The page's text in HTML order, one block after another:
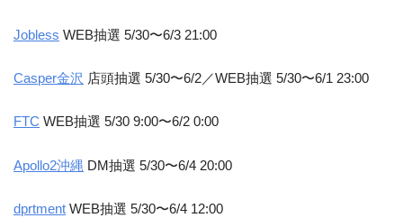
Jobless WEB抽選 5/30〜6/3 21:00
Casper金沢 店頭抽選 5/30〜6/2／WEB抽選 5/30〜6/1 23:00
FTC WEB抽選 5/30 9:00〜6/2 0:00
Apollo2沖縄 DM抽選 5/30〜6/4 20:00
dprtment WEB抽選 5/30〜6/4 12:00